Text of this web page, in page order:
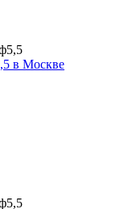
в Москве